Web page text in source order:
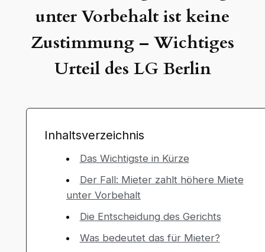
unter Vorbehalt ist keine
Zustimmung – Wichtiges
Urteil des LG Berlin
Inhaltsverzeichnis
Das Wichtigste in Kürze
Der Fall: Mieter zahlt höhere Miete
unter Vorbehalt
Die Entscheidung des Gerichts
Was bedeutet das für Mieter?